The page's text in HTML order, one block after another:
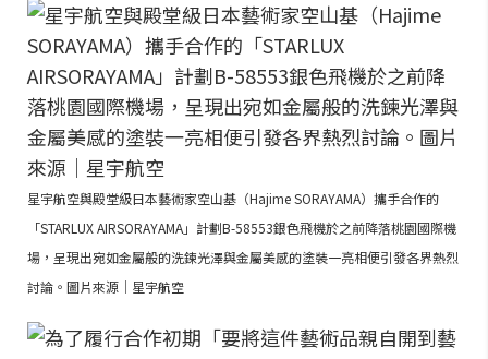
星宇航空與殿堂級日本藝術家空山基（Hajime SORAYAMA）攜手合作的
「STARLUX AIRSORAYAMA」計劃B-58553銀色飛機於之前降落桃園國際機
場，呈現出宛如金屬般的洗鍊光澤與金屬美感的塗裝一亮相便引發各界熱烈
討論。圖片來源｜星宇航空